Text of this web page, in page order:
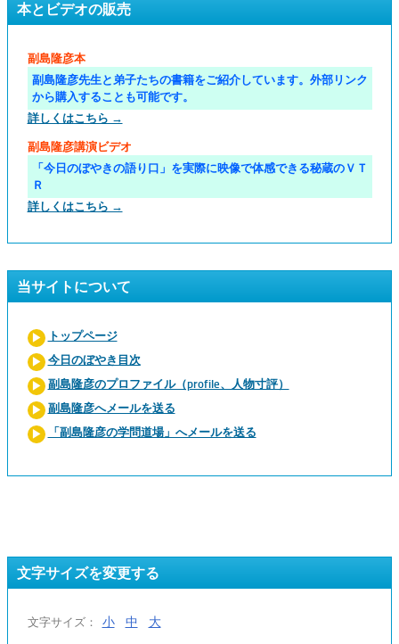
本とビデオの販売
副島隆彦本
副島隆彦先生と弟子たちの書籍をご紹介しています。外部リンク
から購入することも可能です。
詳しくはこちら →
副島隆彦講演ビデオ
「今日のぼやきの語り口」を実際に映像で体感できる秘蔵のＶＴ
Ｒ
詳しくはこちら →
当サイトについて
トップページ
今日のぼやき目次
副島隆彦のプロファイル（profile、人物寸評）
副島隆彦へメールを送る
「副島隆彦の学問道場」へメールを送る
文字サイズを変更する
文字サイズ： 小 中 大